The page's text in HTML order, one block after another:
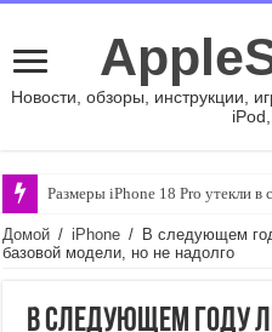
Новости, обзоры, инструкции,
Размеры iPhone 18 Pro утекли
Домой / iPhone / В следующем
базовой модели, но не надолго
В следующем году